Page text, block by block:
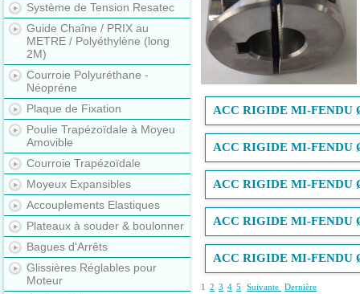
Système de Tension Resatec
Guide Chaîne / PRIX au
METRE / Polyéthylène (long
2M)
Courroie Polyuréthane -
Néopréne
Plaque de Fixation
Poulie Trapézoïdale à Moyeu
Amovible
Courroie Trapézoïdale
Moyeux Expansibles
Accouplements Elastiques
Plateaux à souder & boulonner
Bagues d'Arrêts
Glissières Réglables pour
Moteur
ACC RIGIDE MI-FENDU
ACC RIGIDE MI-FENDU
ACC RIGIDE MI-FENDU
ACC RIGIDE MI-FENDU
ACC RIGIDE MI-FENDU
1 2 3 4 5 Suivante Dernière